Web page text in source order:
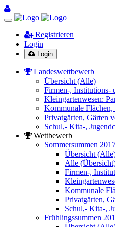
Registrieren
Login
Login
Landeswettbewerb
Übersicht (Alle)
Firmen-, Institutions-
Kleingartenwesen:
Kommunale Flächen,
Privatgärten, Gärten
Schul,- Kita-,
Wettbewerb
Sommersummen
Übersicht
Alle
Firmen-,
Kommunale
Privatgärten,
Schul,- Kita-,
Frühlingssummen